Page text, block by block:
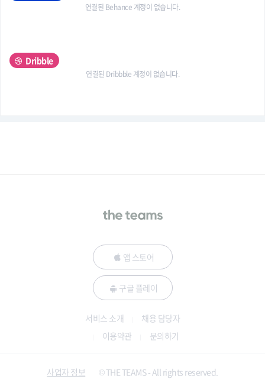
연결된 Behance 계정이 없습니다.
Dribble
연결된 Dribbble 계정이 없습니다.
앱 스토어
구글 플레이
서비스 소개
채용 담당자
이용약관
문의하기
사업자 정보 © THE TEAMS - All rights reserved.